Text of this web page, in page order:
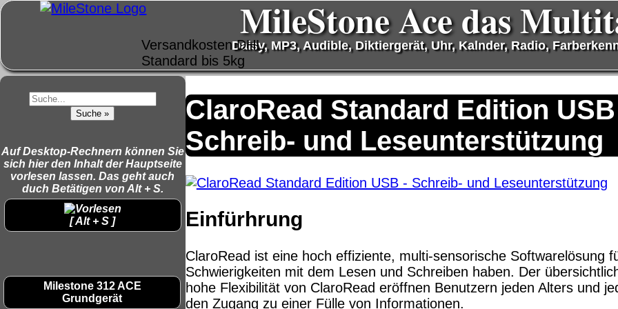
MileStone Ace das
Daisy, MP3, Audible, Diktiergerät, Uhr, Kalnder, Radio,
Auf Desktop-Rechnern können Sie
sich hier den Inhalt der Hauptseite
vorlesen lassen. Das geht auch
duch Betätigen von Alt + S.
[ Alt + S ]
Milestone 312 ACE
Grundgerät
ClaroRead Standard Edition
Schreib- und Leseunterstützung
Einfürhrung
ClaroRead ist eine hoch effiziente, multi-sensorische Softwarelösung
Schwierigkeiten mit dem Lesen und Schreiben haben. Der
hohe Flexibilität von ClaroRead eröffnen Benutzern jeden Alters und
den Zugang zu einer Fülle von Informationen.
QR Code:
Versandkosten DHL
Standard bis 5kg
Nachnahme: 8.95 €
Deutschland
Vorkasse: 6.95 €
Deutschland PayPal:
6.95 €
EU (inkl. Schweiz)
Vorkasse: 20.00 €
EU (inkl. Schweiz)
PayPal: 20.00 €
Der Versand erfolgt als
versichertes Paket.
Software Download only
Deutschland Vorkasse: 0.00 €
Deutschland PayPal: 0.00 €
EU (inkl. Schweiz) Vorkasse: 0.00 €
Lizenzschlüssel und die Rechnung / Lieferschein.
also keinen Datenträger.